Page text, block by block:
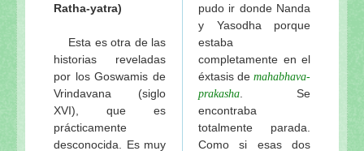
El peligro de ir a Vrindavana de Visuddha-sattva Das
Continuación: Sobre Lalita-sakhi de Visuddha-
Los pujaris del Señor Jagannatha de Visuddha-
Los rituales diarios del Señor Jagannatha de
Mahaprabhu en Sri Gambhira de Visuddha-sattva
Tres troncos de madera de Visuddha-sattva Das
Sri Ksetra-dhama de Visuddha-sattva Das
Ratha-yatra)
Esta es otra de las
historias reveladas
por los Goswamis de
Vrindavana (siglo
XVI), que es
prácticamente
desconocida. Es muy
pudo ir donde Nanda
y Yasodha porque
estaba
completamente en el
éxtasis de mahabhava-
prakasha . Se
encontraba
totalmente parada.
Como si esas dos